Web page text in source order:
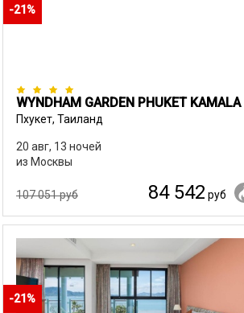
-21%
WYNDHAM GARDEN PHUKET KAMALA
Пхукет, Таиланд
20 авг, 13 ночей
из Москвы
107 051 руб 84 542 руб
-21%